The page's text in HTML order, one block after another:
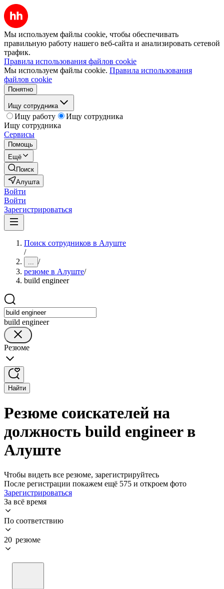
Мы используем файлы cookie, чтобы обеспечивать
правильную работу нашего веб-сайта и анализировать сетевой
трафик.
Правила использования файлов cookie
Мы используем файлы cookie. Правила использования
файлов cookie
Понятно
Ищу сотрудника
Ищу работу
Ищу сотрудника
Ищу сотрудника
Сервисы
Помощь
Ещё
Поиск
Алушта
Войти
Войти
Зарегистрироваться
Поиск сотрудников в Алуште
/
... /
резюме в Алуште/
build engineer
build engineer
Резюме
Найти
Резюме соискателей на
должность build engineer в
Алуште
Чтобы видеть все резюме, зарегистрируйтесь
После регистрации покажем ещё 575 и откроем фото
Зарегистрироваться
За всё время
По соответствию
20 резюме